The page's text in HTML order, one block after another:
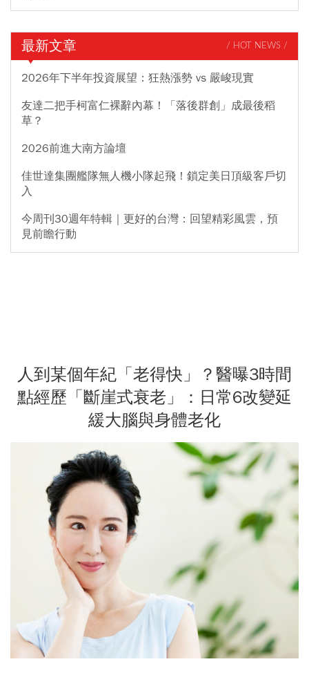
最新文章 / HOT NEWS /
2026年下半年投資展望：狂熱漲勢 vs 嚴峻現實
友達二把手柯富仁裸辭內幕！「落後群創」成最後稻
草？
2026前進大南方論壇
佳世達集團艦隊無人機小隊起飛！鎖定美日頂級客戶切
入
今周刊30週年特輯｜更好的台灣：回望精彩風雲，預
見前瞻行動
人到某個年紀「老得快」？醫曝3時間
點經歷「斷崖式衰老」：日常6改變延
緩大腦與身體老化